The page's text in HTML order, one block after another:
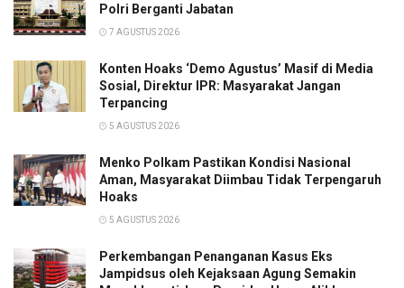
Polri Berganti Jabatan
7 AGUSTUS 2026
Konten Hoaks ‘Demo Agustus’ Masif di Media
Sosial, Direktur IPR: Masyarakat Jangan
Terpancing
5 AGUSTUS 2026
Menko Polkam Pastikan Kondisi Nasional
Aman, Masyarakat Diimbau Tidak Terpengaruh
Hoaks
5 AGUSTUS 2026
Perkembangan Penanganan Kasus Eks
Jampidsus oleh Kejaksaan Agung Semakin